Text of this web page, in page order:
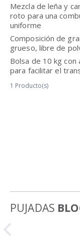
Mezcla de leña y
roto para una
uniforme
Composición de
grueso, libre de
Bolsa de 10 kg con
para facilitar el
1 Producto(s)
PUJADAS